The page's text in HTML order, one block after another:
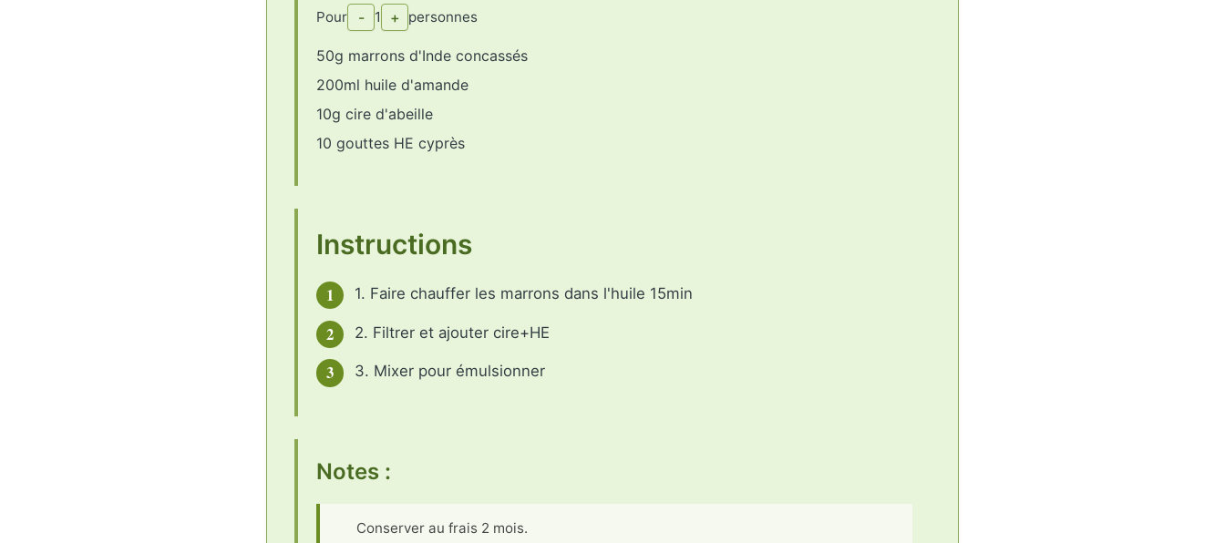
Pour - 1 + personnes
50g marrons d'Inde concassés
200ml huile d'amande
10g cire d'abeille
10 gouttes HE cyprès
Instructions
1 1. Faire chauffer les marrons dans l'huile 15min
2 2. Filtrer et ajouter cire+HE
3 3. Mixer pour émulsionner
Notes :
Conserver au frais 2 mois.